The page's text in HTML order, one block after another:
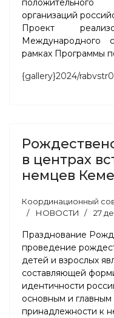
организаций
Проект
Международного
рамках Программы
{gallery}2024/
в центрах
немцев
Координационный
НОВОСТИ
27
Празднование
проведение
детей и взрослых
составляющей
идентичности
основным и
принадлежности к